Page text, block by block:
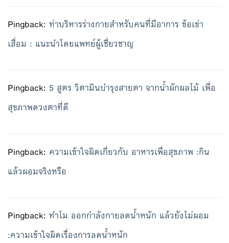
Pingback: ท่าบริหารร่างกายสำหรับคนที่มีอาการ ข้อเข่า
เสื่อม : แนะนำโดยแพทย์ผู้เชี่ยวชาญ
Pingback: 5 สูตร วิตามินบำรุงสายตา จากน้ำผักผลไม้ เพื่อ
สุขภาพดวงตาที่ดี
Pingback: ความเข้าใจผิดเกี่ยวกับ อาหารเพื่อสุขภาพ :กิน
แล้วผอมจริงหรือ
Pingback: ทำไม ออกกำลังกายลดน้ำหนัก แล้วยังไม่ผอม
:ความเข้าใจผิดเรื่องการลดน้ำหนัก